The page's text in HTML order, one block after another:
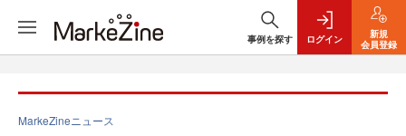
事例を探す ログイン
新規
会員登録
MarkeZineニュース